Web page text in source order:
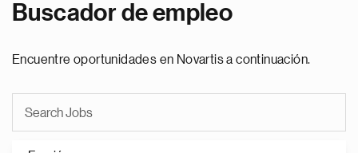
Buscador de empleo
Encuentre oportunidades en Novartis a continuación.